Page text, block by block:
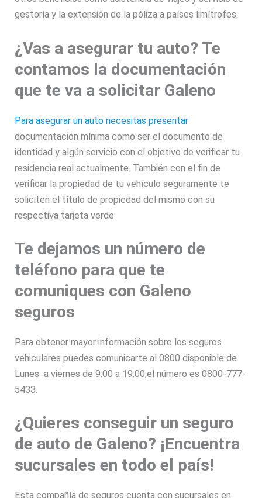
gestoría y la extensión de la póliza a países limítrofes.
¿Vas a asegurar tu auto? Te
contamos la documentación
que te va a solicitar Galeno
Para asegurar un auto necesitas presentar
documentación mínima como ser el documento de
identidad y algún servicio con el objetivo de verificar tu
residencia real actualmente. También con el fin de
verificar la propiedad de tu vehículo seguramente te
soliciten el título de propiedad del mismo con su
respectiva tarjeta verde.
Te dejamos un número de
teléfono para que te
comuniques con Galeno
seguros
Para obtener mayor información sobre los seguros
vehiculares puedes comunicarte al 0800 disponible de
Lunes a viernes de 9:00 a 19:00,el número es 0800-777-
5433.
¿Quieres conseguir un seguro
de auto de Galeno? ¡Encuentra
sucursales en todo el país!
Esta compañía de seguros cuenta con sucursales en